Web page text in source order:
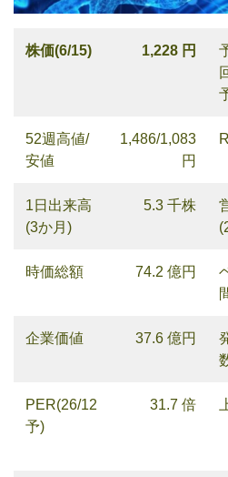
株価(6/15) 1,228 円
52週高値/
安値
1,486/1,083
円
1日出来高
(3か月)
5.3 千株
時価総額 74.2 億円
企業価値 37.6 億円
PER(26/12
予)
31.7 倍